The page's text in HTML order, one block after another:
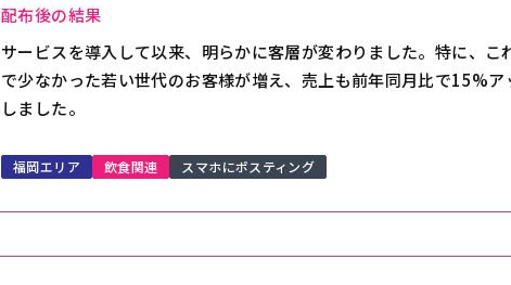
配布後の結果
サービスを導入して以来、明らかに客層が変わりました。特に、こ
で少なかった若い世代のお客様が増え、売上も前年同月比で15%ア
しました。
福岡エリア 飲食関連 スマホにポスティング